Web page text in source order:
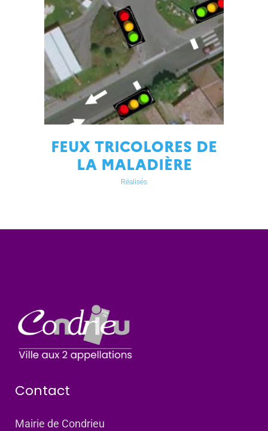
FEUX TRICOLORES DE
LA MALADIÈRE
Réalisés
Contact
Mairie de Condrieu